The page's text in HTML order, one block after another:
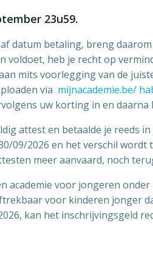
23u59.
datum betaling, breng
voldoet, heb je recht op
mits voorlegging van de
via mijnacademie.be/
uw korting in en
attest en betaalde je reeds in
09/2026 en het verschil wordt
meer aanvaard, noch
academie voor jongeren
voor kinderen jonger
kan het inschrijvingsgeld